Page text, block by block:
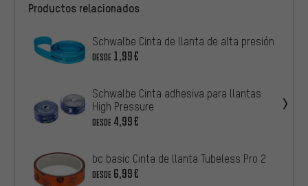
Productos relacionados
Schwalbe Cinta de llanta de alta presión
DESDE 1,99€
Schwalbe Cinta adhesiva para llantas
High Pressure
DESDE 4,99€
bc basic Cinta de llanta Tubeless Pro 2
DESDE 6,99€